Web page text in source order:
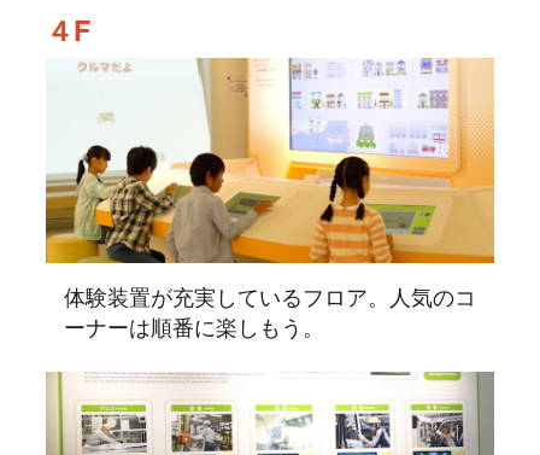
４F
体験装置が充実しているフロア。人気のコ
ーナーは順番に楽しもう。